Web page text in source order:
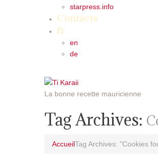
starpress.info
Contacts
fr
en
de
La bonne recette mauricienne
Tag Archives:
AccueilTag Archives: "Cookies